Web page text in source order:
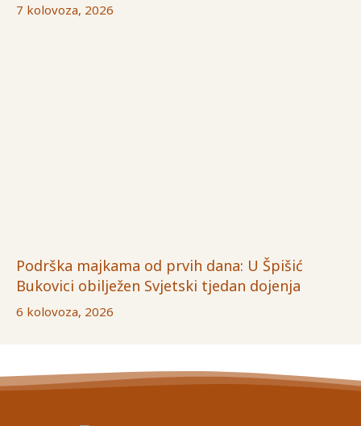
7 kolovoza, 2026
Podrška majkama od prvih dana: U Špišić
Bukovici obilježen Svjetski tjedan dojenja
6 kolovoza, 2026